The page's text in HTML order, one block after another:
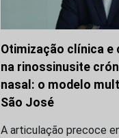
Otimização clínica
na rinossinusite
nasal: o modelo
São José
A articulação precoce